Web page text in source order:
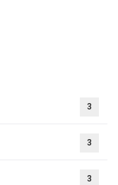
3
3
3